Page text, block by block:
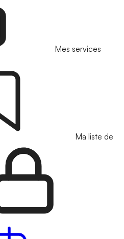
Mes services
Ma liste de